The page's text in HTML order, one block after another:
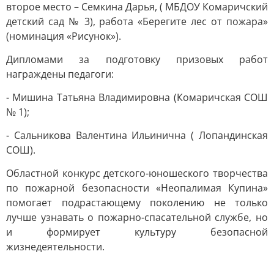
второе место – Семкина Дарья, ( МБДОУ Комаричский
детский сад № 3), работа «Берегите лес от пожара»
(номинация «Рисунок»).
Дипломами за подготовку призовых работ
награждены педагоги:
- Мишина Татьяна Владимировна (Комаричская СОШ
№ 1);
- Сальникова Валентина Ильинична ( Лопандинская
СОШ).
Областной конкурс детского-юношеского творчества
по пожарной безопасности «Неопалимая Купина»
помогает подрастающему поколению не только
лучше узнавать о пожарно-спасательной службе, но
и формирует культуру безопасной
жизнедеятельности.